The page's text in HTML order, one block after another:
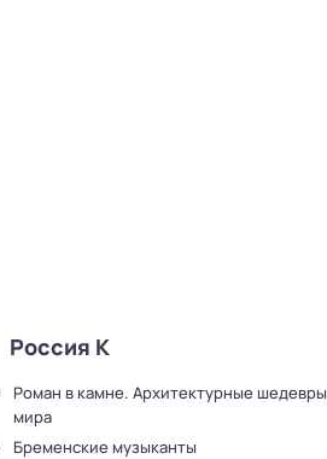
Россия К
Роман в камне. Архитектурные шедевры
мира
Бременские музыканты